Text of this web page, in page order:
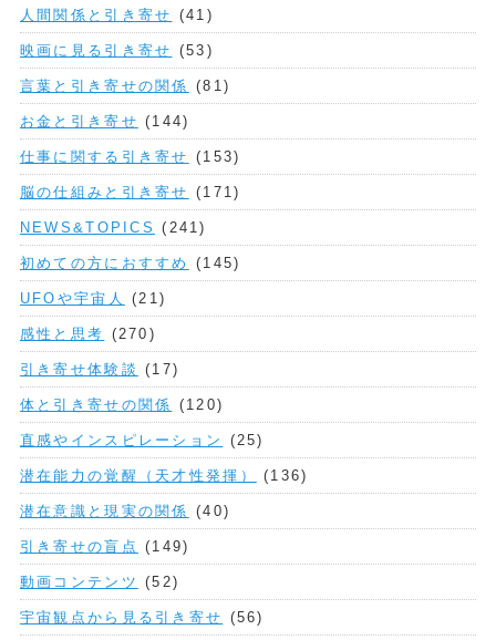
人間関係と引き寄せ (41)
映画に見る引き寄せ (53)
言葉と引き寄せの関係 (81)
お金と引き寄せ (144)
仕事に関する引き寄せ (153)
脳の仕組みと引き寄せ (171)
NEWS&TOPICS (241)
初めての方におすすめ (145)
UFOや宇宙人 (21)
感性と思考 (270)
引き寄せ体験談 (17)
体と引き寄せの関係 (120)
直感やインスピレーション (25)
潜在能力の覚醒（天才性発揮） (136)
潜在意識と現実の関係 (40)
引き寄せの盲点 (149)
動画コンテンツ (52)
宇宙観点から見る引き寄せ (56)